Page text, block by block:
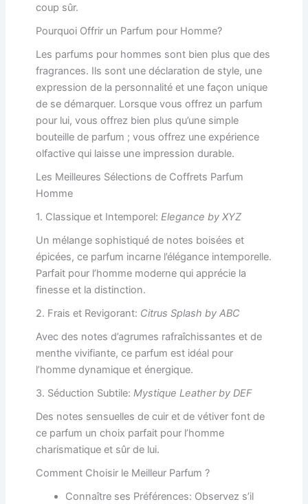
coup sûr.
Pourquoi Offrir un Parfum pour Homme?
Les parfums pour hommes sont bien plus que des
fragrances. Ils sont une déclaration de style, une
expression de la personnalité et une façon unique
de se démarquer. Lorsque vous offrez un parfum
pour lui, vous offrez bien plus qu’une simple
bouteille de parfum ; vous offrez une expérience
olfactive qui laisse une impression durable.
Les Meilleures Sélections de Coffrets Parfum
Homme
1. Classique et Intemporel: Elegance by XYZ
Un mélange sophistiqué de notes boisées et
épicées, ce parfum incarne l’élégance intemporelle.
Parfait pour l’homme moderne qui apprécie la
finesse et la distinction.
2. Frais et Revigorant: Citrus Splash by ABC
Avec des notes d’agrumes rafraîchissantes et de
menthe vivifiante, ce parfum est idéal pour
l’homme dynamique et énergique.
3. Séduction Subtile: Mystique Leather by DEF
Des notes sensuelles de cuir et de vétiver font de
ce parfum un choix parfait pour l’homme
charismatique et sûr de lui.
Comment Choisir le Meilleur Parfum ?
Connaître ses Préférences: Observez s’il